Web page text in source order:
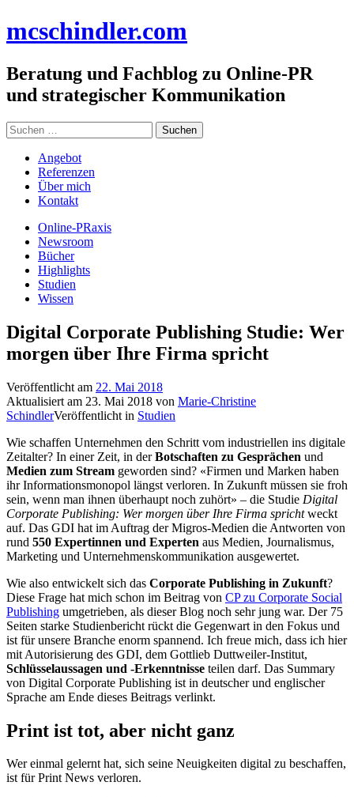
Inhalt
mcschindler.com
Beratung und Fachblog zu Online-PR
und strategischer Kommunikation
Suchen
nach:
Angebot
Referenzen
Über mich
Kontakt
Online-PRaxis
Newsroom
Bücher
Highlights
Studien
Wissen
Digital Corporate Publishing Studie: Wer
morgen über Ihre Firma spricht
Veröffentlicht am 22. Mai 2018
Aktualisiert am 23. Mai 2018 von Marie-Christine
SchindlerVeröffentlicht in Studien
Wie schaffen Unternehmen den Schritt vom industriellen ins digitale
Zeitalter? In einer Zeit, in derBotschaften zu Gesprächen und
Medien zum Stream geworden sind? «Firmen und Marken haben
ihr Informationsmonopol längst verloren. In Zukunft müssen sie froh
sein, wenn man ihnen überhaupt noch zuhört» – die Studie Digital
Corporate Publishing: Wer morgen über Ihre Firma sprichtweckt
auf. Das GDI hat im Auftrag der Migros-Medien die Antworten von
rund 550 Expertinnen und Experten aus Medien, Journalismus,
Marketing und Unternehmenskommunikation ausgewertet.
Wie also entwickelt sich das Corporate Publishing in Zukunft?
Diese Frage hat mich schon im Beitrag von CP zu Corporate Social
Publishing umgetrieben, als dieser Blog noch sehr jung war. Der 75
Seiten starke Studienbericht rückt die Gegenwart in den Fokus und
ist für unsere Branche enorm spannend. Ich freue mich, dass ich hier
mit Autorisierung des GDI, dem Gottlieb Duttweiler-Institut,
Schlüsselaussagen und -Erkenntnisse teilen darf. Das Summary
von Digital Corporate Publishing ist in deutscher und englischer
Sprache am Ende dieses Beitrags verlinkt.
Print ist tot, aber nicht ganz
Wer einmal gelernt hat, sich seine Neuigkeiten digital zu beschaffen,
ist für Print News verloren.